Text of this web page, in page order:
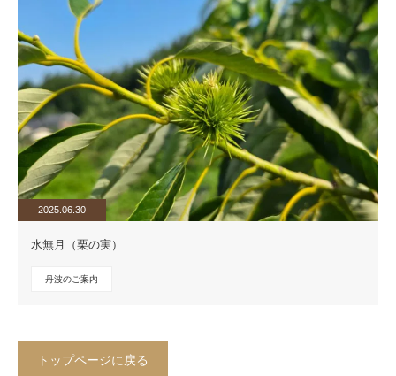
2025.06.30
水無月（栗の実）
丹波のご案内
トップページに戻る